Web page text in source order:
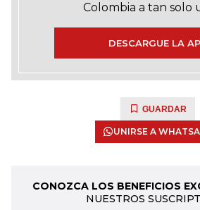
Colombia a tan solo
DESCARGUE LA
GUARDAR
UNIRSE A
CONOZCA LOS BENEFICIOS
NUESTROS